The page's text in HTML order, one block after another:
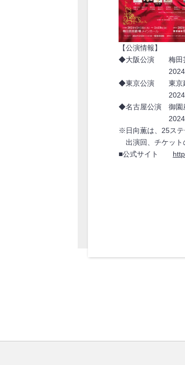
【公演情報】
◆大阪公演 梅田芸
2024年５月
◆東京公演 東京
2024年5月
◆名古屋公演 御園
2024年6月
※日向薫は、25ステ
出演回、チケット
■公式サイト